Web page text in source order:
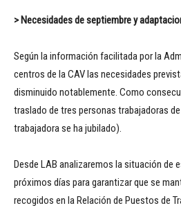
> Necesidades de septiembre y
Según la información facilitada por la
centros de la CAV las necesidades
disminuido notablemente. Como
traslado de tres personas trabajadoras
trabajadora se ha jubilado).
Desde LAB analizaremos la situación de
próximos días para garantizar que se
recogidos en la Relación de Puestos de